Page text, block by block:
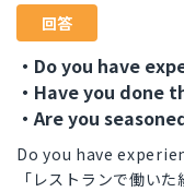
回答
・Do you have
・Have you done
・Are you
Do you have
「レストランで働いた